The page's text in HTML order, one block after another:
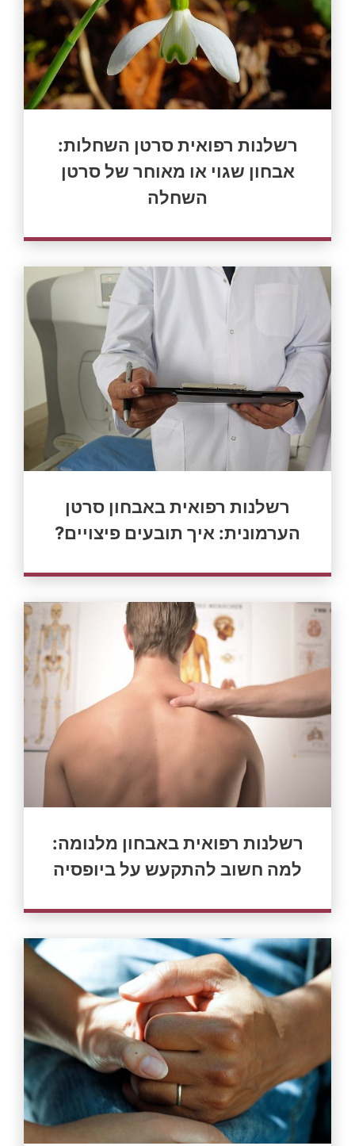
רשלנות רפואית סרטן השחלות:
אבחון שגוי או מאוחר של סרטן
השחלה
רשלנות רפואית באבחון סרטן
הערמונית: איך תובעים פיצויים?
רשלנות רפואית באבחון מלנומה:
למה חשוב להתקעש על ביופסיה